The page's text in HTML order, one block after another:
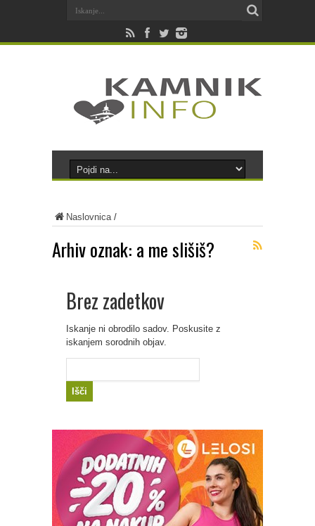
Naslovnica/
Arhiv oznak: a me slišiš?
Brez zadetkov
Iskanje ni obrodilo sadov. Poskusite z
iskanjem sorodnih objav.